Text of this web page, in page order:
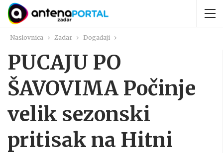
Naslovnica Zadar Događaji
PUCAJU PO
ŠAVOVIMA Počinje
velik sezonski
pritisak na Hitni